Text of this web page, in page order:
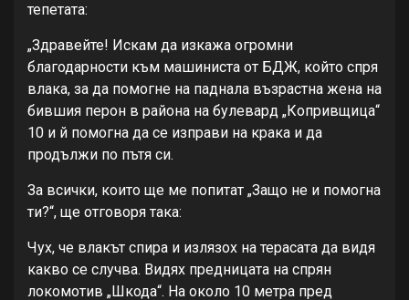
тепетата:
„Здравейте! Искам да изкажа огромни
благодарности към машиниста от БДЖ, който спря
влака, за да помогне на паднала възрастна жена на
бившия перон в района на булевард „Копривщица“
10 и й помогна да се изправи на крака и да
продължи по пътя си.
За всички, които ще ме попитат „Защо не и помогна
ти?“, ще отговоря така:
Чух, че влакът спира и излязох на терасата да видя
какво се случва. Видях предницата на спрян
локомотив „Шкода“. На около 10 метра пред